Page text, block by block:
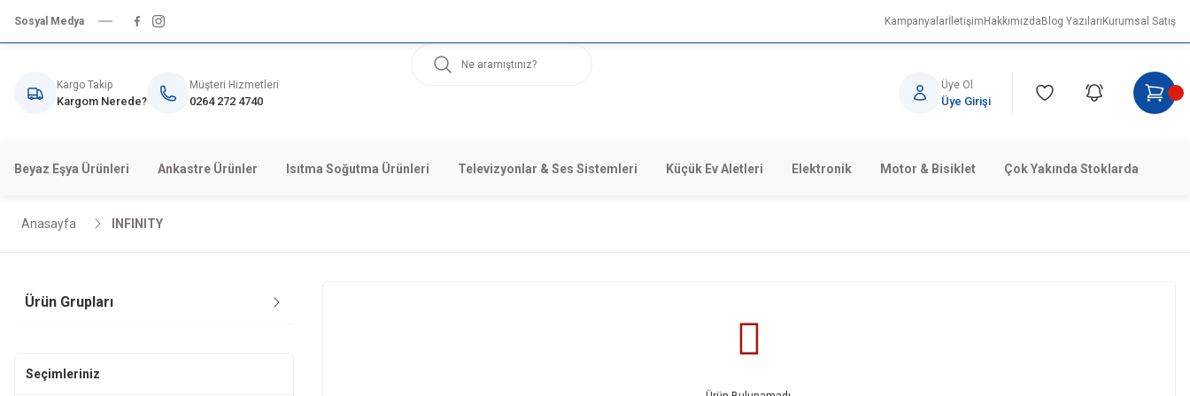
Sosyal Medya Kampanyalarİletişim Hakkımızda Blog Yazıları Kurumsal Satış
Kargo Takip
Kargom Nerede?
Müşteri Hizmetleri
0264 272 4740
Üye Ol
Üye Girişi
Beyaz Eşya Ürünleri Ankastre Ürünler Isıtma Soğutma Ürünleri Televizyonlar & Ses Sistemleri Küçük Ev Aletleri Elektronik Motor & Bisiklet Çok Yakında Stoklarda
Anasayfa INFINITY
Ürün Grupları
Seçimleriniz